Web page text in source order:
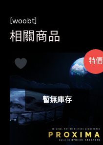
[woobt]
相關商品
特價
暫無庫存